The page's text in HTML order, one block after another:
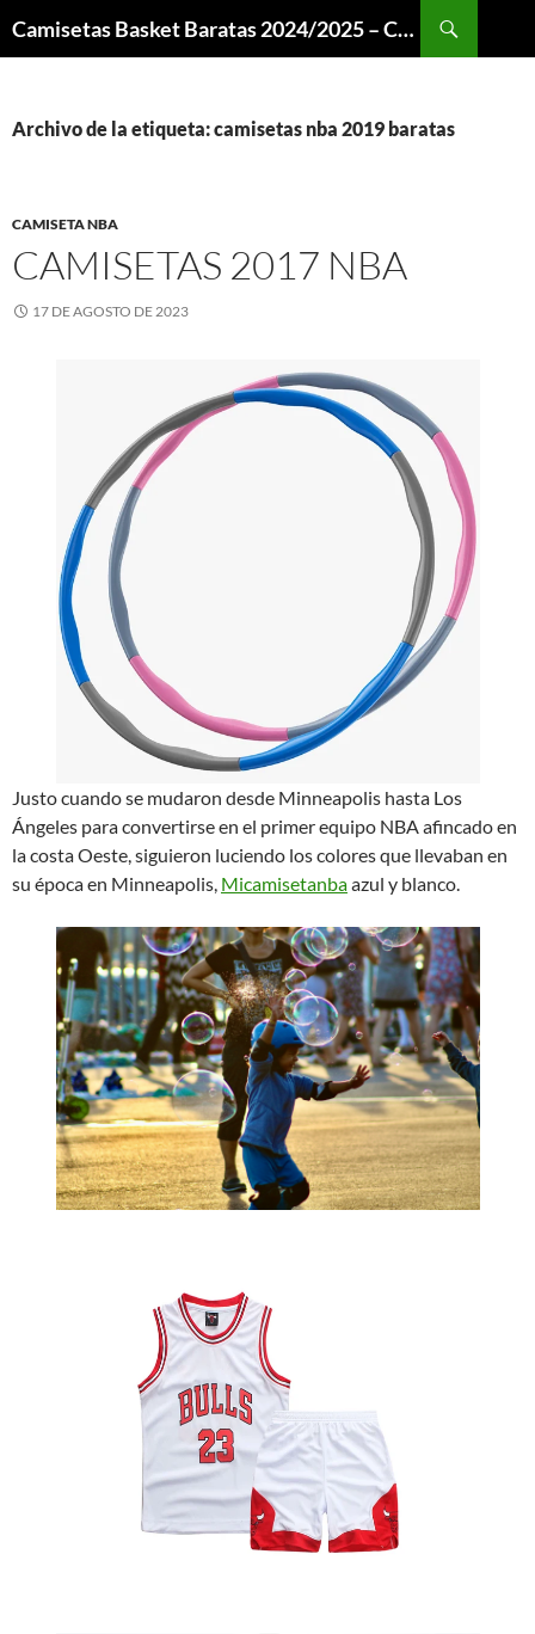
Camisetas Basket Baratas 2024/2025 – Camisetas NBA
Archivo de la etiqueta: camisetas nba 2019 baratas
CAMISETA NBA
CAMISETAS 2017 NBA
17 DE AGOSTO DE 2023
Justo cuando se mudaron desde Minneapolis hasta Los
Ángeles para convertirse en el primer equipo NBA afincado en
la costa Oeste, siguieron luciendo los colores que llevaban en
su época en Minneapolis, Micamisetanbaazul y blanco.